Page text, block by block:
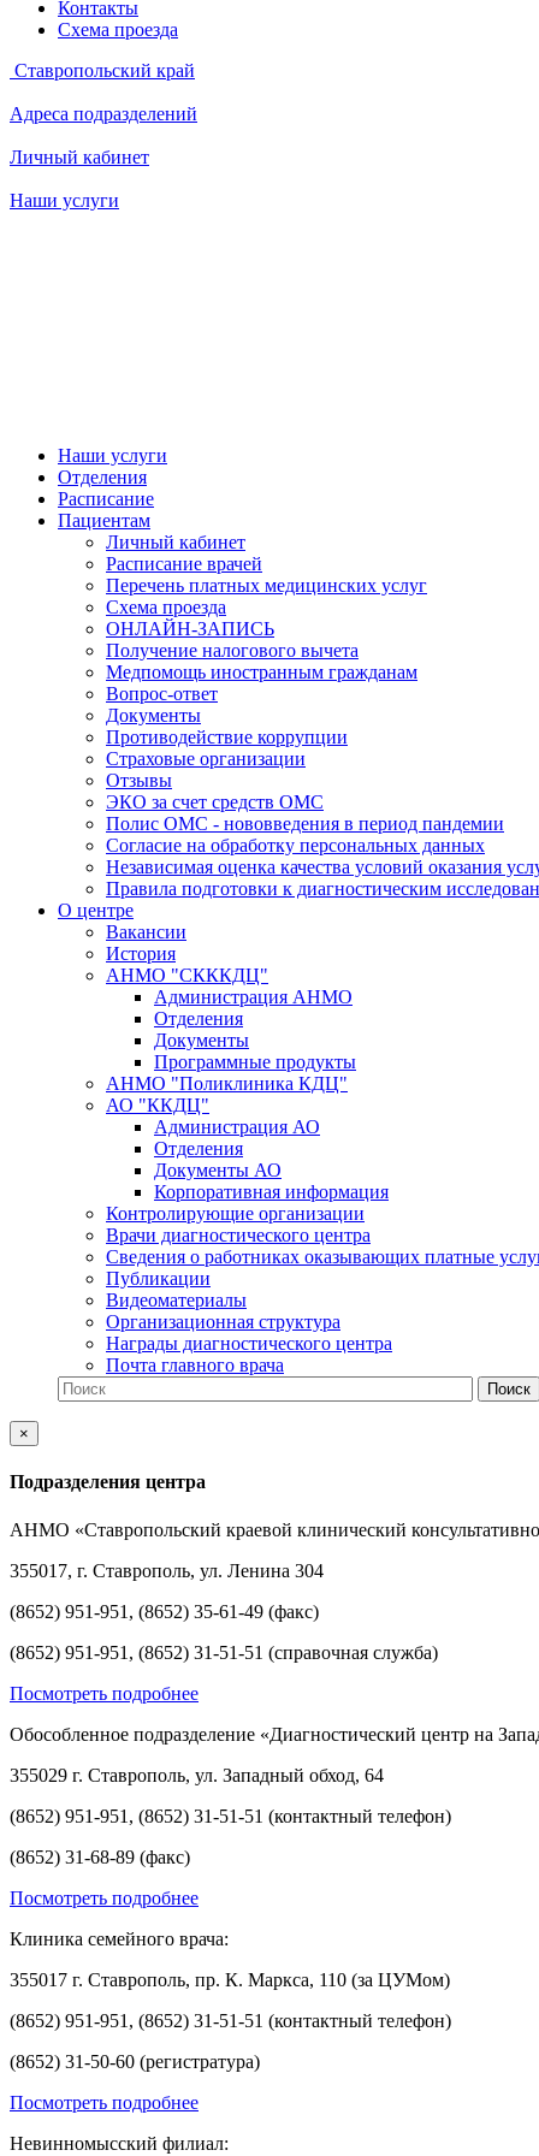
Контакты
Схема проезда
Ставропольский край
Адреса подразделений
Личный кабинет
Наши услуги
Наши услуги
Отделения
Расписание
Пациентам
Личный кабинет
Расписание врачей
Перечень платных медицинских услуг
Схема проезда
ОНЛАЙН-ЗАПИСЬ
Получение налогового вычета
Медпомощь иностранным гражданам
Вопрос-ответ
Документы
Противодействие коррупции
Страховые организации
Отзывы
ЭКО за счет средств ОМС
Полис ОМС - нововведения в период пандемии
Согласие на обработку персональных данных
Независимая оценка качества условий оказания
Правила подготовки к диагностическим
О центре
Вакансии
История
АНМО "СКККДЦ"
Администрация АНМО
Отделения
Документы
Программные продукты
АНМО "Поликлиника КДЦ"
АО "ККДЦ"
Администрация АО
Отделения
Документы АО
Корпоративная информация
Контролирующие организации
Врачи диагностического центра
Сведения о работниках оказывающих платные
Публикации
Видеоматериалы
Организационная структура
Награды диагностического центра
Почта главного врача
×
Подразделения центра
АНМО «Ставропольский краевой клинический
355017, г. Ставрополь, ул. Ленина 304
(8652) 951-951, (8652) 35-61-49 (факс)
(8652) 951-951, (8652) 31-51-51 (справочная служба)
Посмотреть подробнее
Обособленное подразделение «Диагностический центр на
355029 г. Ставрополь, ул. Западный обход, 64
(8652) 951-951, (8652) 31-51-51 (контактный телефон)
(8652) 31-68-89 (факс)
Посмотреть подробнее
Клиника семейного врача:
355017 г. Ставрополь, пр. К. Маркса, 110 (за ЦУМом)
(8652) 951-951, (8652) 31-51-51 (контактный телефон)
(8652) 31-50-60 (регистратура)
Посмотреть подробнее
Невинномысский филиал: